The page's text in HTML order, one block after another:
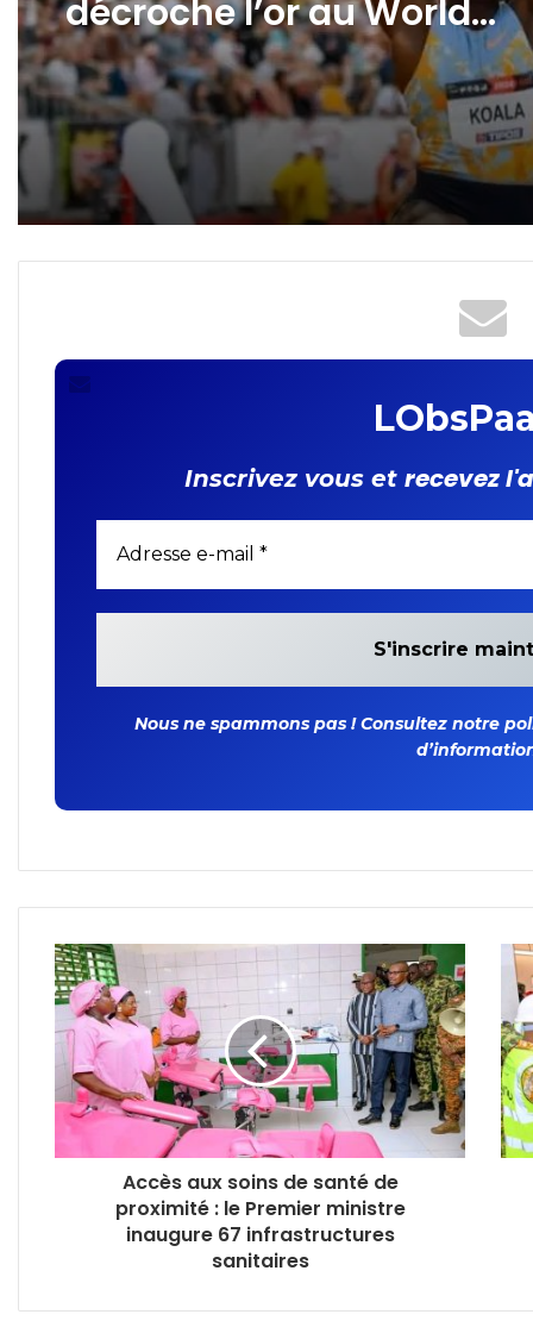
Athlétisme : Marthe Koala
décroche l’or au World
Continental Tour Silver
Inscrivez vous et recevez
Nous ne spammons pas ! Consultez notre
Accès aux soins de santé de
proximité : le Premier ministre
inaugure 67 infrastructures
sanitaires